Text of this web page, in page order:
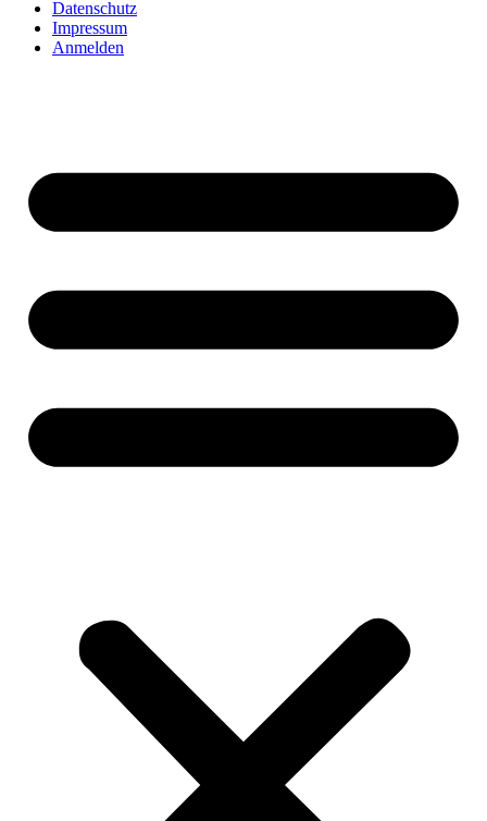
Datenschutz
Impressum
Anmelden